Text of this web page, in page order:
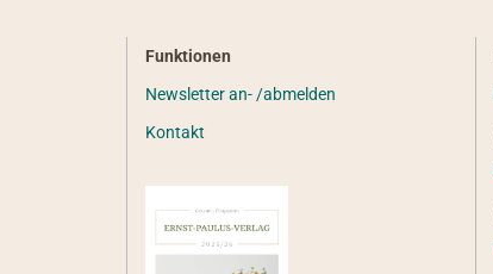
Funktionen
Newsletter an- /abmelden
Kontakt